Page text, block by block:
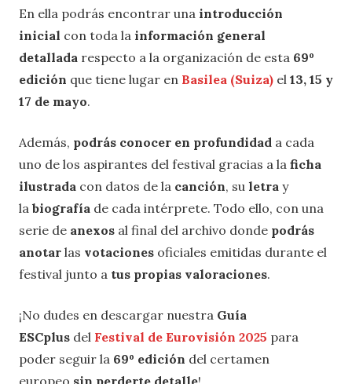
En ella podrás encontrar una introducción
inicial con toda la información general
detallada respecto a la organización de esta 69º
edición que tiene lugar en Basilea (Suiza) el 13, 15 y
17 de mayo.
Además, podrás conocer en profundidad a cada
uno de los aspirantes del festival gracias a la ficha
ilustrada con datos de la canción, su letra y
la biografía de cada intérprete. Todo ello, con una
serie de anexos al final del archivo donde podrás
anotar las votaciones oficiales emitidas durante el
festival junto a tus propias valoraciones.
¡No dudes en descargar nuestra Guía
ESCplus del Festival de Eurovisión 2025 para
poder seguir la 69º edición del certamen
europeo sin perderte detalle!